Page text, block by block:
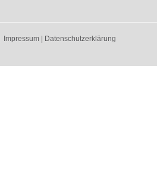
Impressum Datenschutzerklärung